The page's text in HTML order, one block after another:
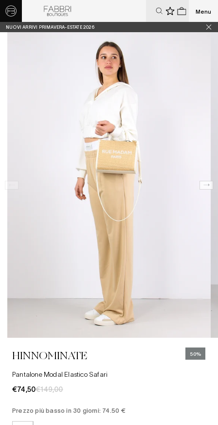
0 0
Menu
NUOVI ARRIVI PRIMAVERA-ESTATE 2026
50%
HINNOMINATE
Pantalone Modal Elastico Safari
€74,50€149,00
Prezzo più basso in 30 giorni: 74.50 €
Cinture
Cappelli
XS